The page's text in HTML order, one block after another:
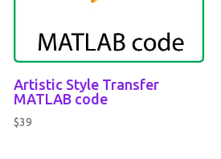
Artistic Style Transfer
MATLAB code
$39